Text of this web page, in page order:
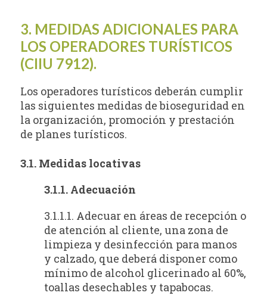
3. MEDIDAS ADICIONALES PARA
LOS OPERADORES TURÍSTICOS
(CIIU 7912).
Los operadores turísticos deberán cumplir
las siguientes medidas de bioseguridad en
la organización, promoción y prestación
de planes turísticos.
3.1. Medidas locativas
3.1.1. Adecuación
3.1.1.1. Adecuar en áreas de recepción o
de atención al cliente, una zona de
limpieza y desinfección para manos
y calzado, que deberá disponer como
mínimo de alcohol glicerinado al 60%,
toallas desechables y tapabocas.